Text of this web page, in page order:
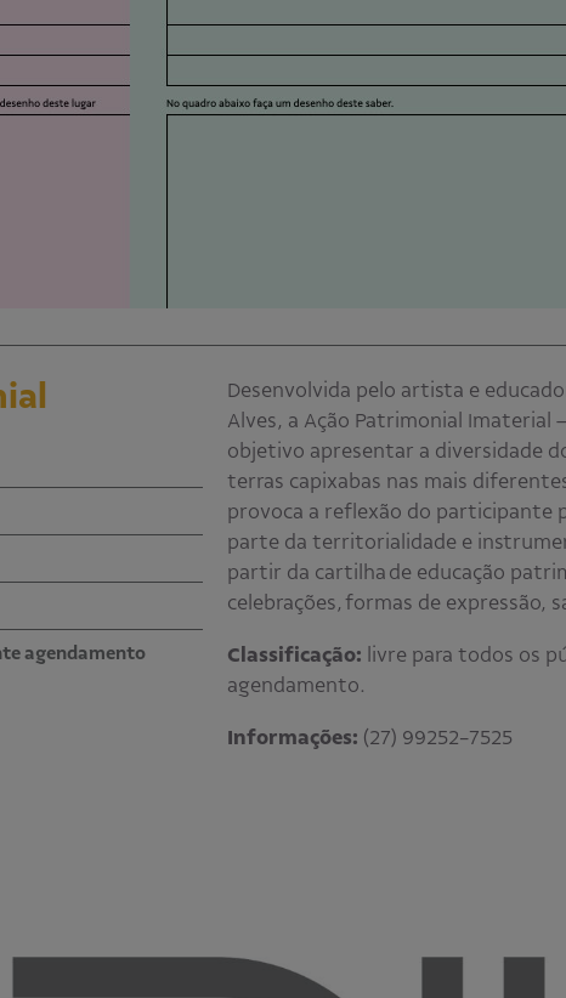
agendamento
Desenvolvida pelo artista e
Alves, a Ação Patrimonial Imaterial
objetivo apresentar a diversidade
terras capixabas nas mais
provoca a reflexão do participante
parte da territorialidade e
partir da cartilha de educação
celebrações, formas de expressão,
Classificação: livre para todos os
agendamento.
Informações: (27) 99252-7525